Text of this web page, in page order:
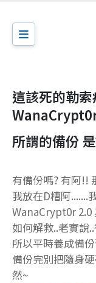
這該死的勒
所謂的備份
有備份嗎? 有阿!!
我放在D槽阿.......
WanaCrypt0r 2.0
如何解救..老實說
所以平時養成備
備份完別把隨身
然~